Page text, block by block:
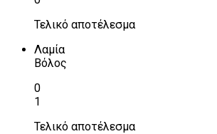
Τελικό αποτέλεσμα
Λαμία
Βόλος
0
1
Τελικό αποτέλεσμα